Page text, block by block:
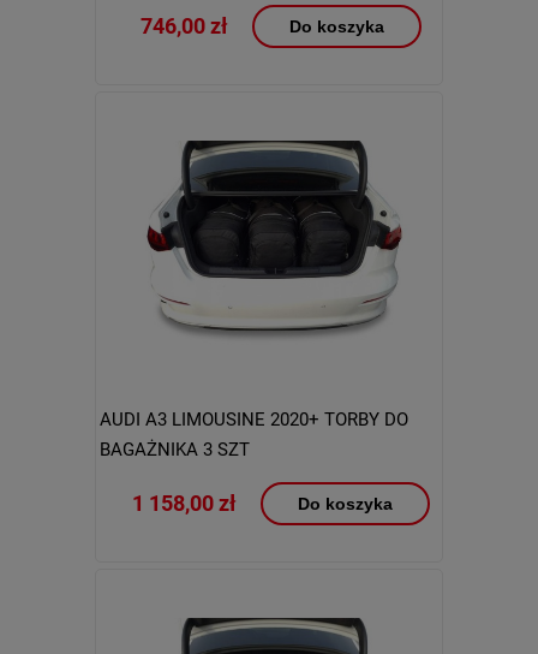
746,00 zł Do koszyka
AUDI A3 LIMOUSINE 2020+ TORBY DO
BAGAŻNIKA 3 SZT
1 158,00 zł Do koszyka